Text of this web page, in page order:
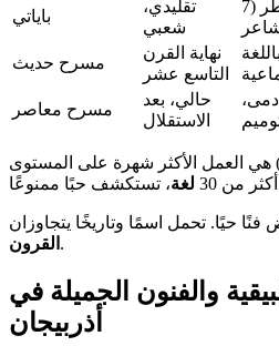
باياتي
تقليدي،
شعبي
قصائد قصيرة من 4 أسطر (7
مسرح حديث
نهاية القرن
التاسع عشر
مسرح معاصر
حالي، بعد
الاستقلال
دمى،
هي العمل الأكثر شهرة على المستوى
من 30
لغة
فنًا حيًا. تحمل اسمًا وتاريخًا يتجاوزان
القرون .
والفنون الجميلة في
أذربيجان